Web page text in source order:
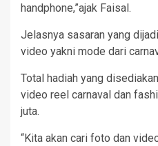
handphone,”ajak Faisal.
Jelasnya sasaran yang
video yakni mode dari
Total hadiah yang
video reel carnaval dan
juta.
“Kita akan cari foto dan